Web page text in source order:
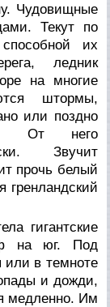
Чудовищные
Текут по
их
ледник
на многие
штормы,
или поздно
От него
Звучит
прочь белый
гренландский
гигантские
на юг. Под
или в темноте
и дожди,
медленно. Им